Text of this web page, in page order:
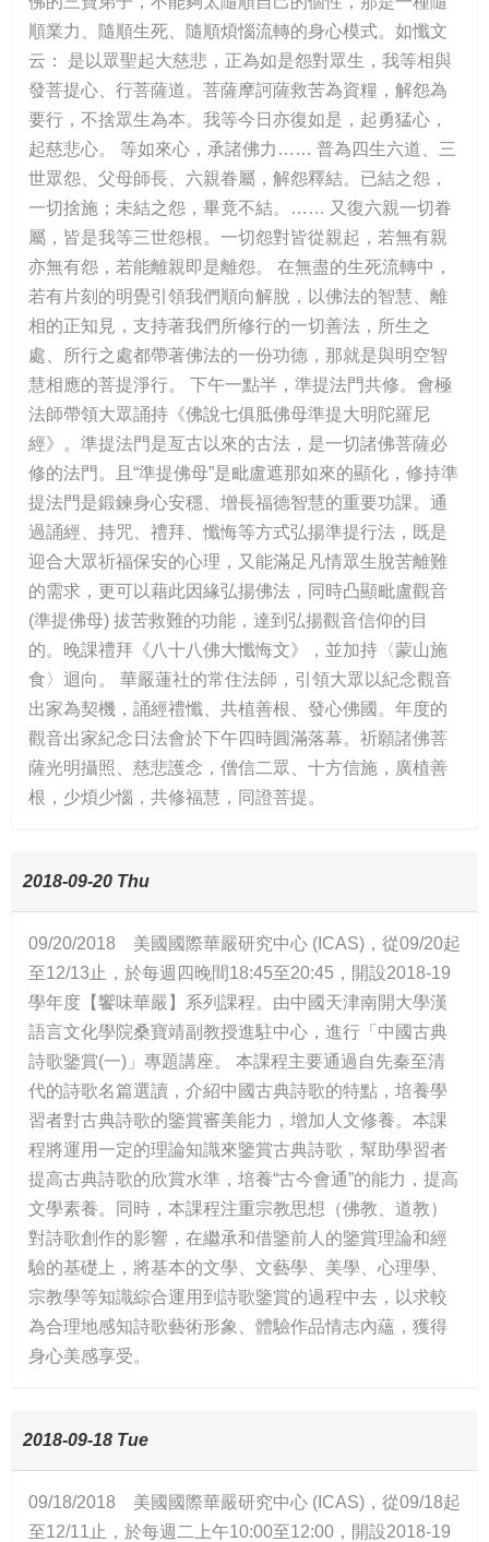
順業力、隨順生死、隨順煩惱流轉的身心模式。如懺文
云： 是以眾聖起大慈悲，正為如是怨對眾生，我等相與
發菩提心、行菩薩道。菩薩摩訶薩救苦為資糧，解怨為
要行，不捨眾生為本。我等今日亦復如是，起勇猛心，
起慈悲心。 等如來心，承諸佛力…… 普為四生六道、三
世眾怨、父母師長、六親眷屬，解怨釋結。已結之怨，
一切捨施；未結之怨，畢竟不結。…… 又復六親一切眷
屬，皆是我等三世怨根。一切怨對皆從親起，若無有親
亦無有怨，若能離親即是離怨。 在無盡的生死流轉中，
若有片刻的明覺引領我們順向解脫，以佛法的智慧、離
相的正知見，支持著我們所修行的一切善法，所生之
處、所行之處都帶著佛法的一份功德，那就是與明空智
慧相應的菩提淨行。 下午一點半，準提法門共修。會極
法師帶領大眾誦持《佛說七俱胝佛母準提大明陀羅尼
經》。準提法門是亙古以來的古法，是一切諸佛菩薩必
修的法門。且“準提佛母”是毗盧遮那如來的顯化，修持準
提法門是鍛鍊身心安穩、增長福德智慧的重要功課。通
過誦經、持咒、禮拜、懺悔等方式弘揚準提行法，既是
迎合大眾祈福保安的心理，又能滿足凡情眾生脫苦離難
的需求，更可以藉此因緣弘揚佛法，同時凸顯毗盧觀音
(準提佛母) 拔苦救難的功能，達到弘揚觀音信仰的目
的。晚課禮拜《八十八佛大懺悔文》，並加持〈蒙山施
食〉迴向。 華嚴蓮社的常住法師，引領大眾以紀念觀音
出家為契機，誦經禮懺、共植善根、發心佛國。年度的
觀音出家紀念日法會於下午四時圓滿落幕。祈願諸佛菩
薩光明攝照、慈悲護念，僧信二眾、十方信施，廣植善
根，少煩少惱，共修福慧，同證菩提。
2018-09-20 Thu
09/20/2018 美國國際華嚴研究中心 (ICAS)，從09/20起
至12/13止，於每週四晚間18:45至20:45，開設2018-19
學年度【饗味華嚴】系列課程。由中國天津南開大學漢
語言文化學院桑寶靖副教授進駐中心，進行「中國古典
詩歌鑒賞(一)」專題講座。 本課程主要通過自先秦至清
代的詩歌名篇選讀，介紹中國古典詩歌的特點，培養學
習者對古典詩歌的鑒賞審美能力，增加人文修養。本課
程將運用一定的理論知識來鑒賞古典詩歌，幫助學習者
提高古典詩歌的欣賞水準，培養“古今會通”的能力，提高
文學素養。同時，本課程注重宗教思想（佛教、道教）
對詩歌創作的影響，在繼承和借鑒前人的鑒賞理論和經
驗的基礎上，將基本的文學、文藝學、美學、心理學、
宗教學等知識綜合運用到詩歌鑒賞的過程中去，以求較
為合理地感知詩歌藝術形象、體驗作品情志內蘊，獲得
身心美感享受。
2018-09-18 Tue
09/18/2018 美國國際華嚴研究中心 (ICAS)，從09/18起
至12/11止，於每週二上午10:00至12:00，開設2018-19